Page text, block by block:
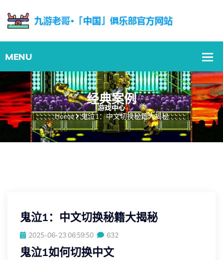
经典案例
Home 鬼泣1：中文切换秘籍大揭秘
鬼泣1：中文切换秘籍大揭秘
2025-06-23 06:59:50 632
鬼泣1如何切换中文